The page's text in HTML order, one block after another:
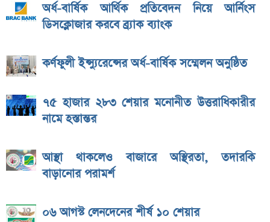
অর্ধ-বার্ষিক আর্থিক প্রতিবেদন নিয়ে আর্নিংস
ডিসক্লোজার করবে ব্র্যাক ব্যাংক
কর্ণফুলী ইন্স্যুরেন্সের অর্ধ-বার্ষিক সম্মেলন অনুষ্ঠিত
৭৫ হাজার ২৮৩ শেয়ার মনোনীত উত্তরাধিকারীর
নামে হস্তান্তর
আস্থা থাকলেও বাজারে অস্থিরতা, তদারকি
বাড়ানোর পরামর্শ
০৬ আগস্ট লেনদেনের শীর্ষ ১০ শেয়ার